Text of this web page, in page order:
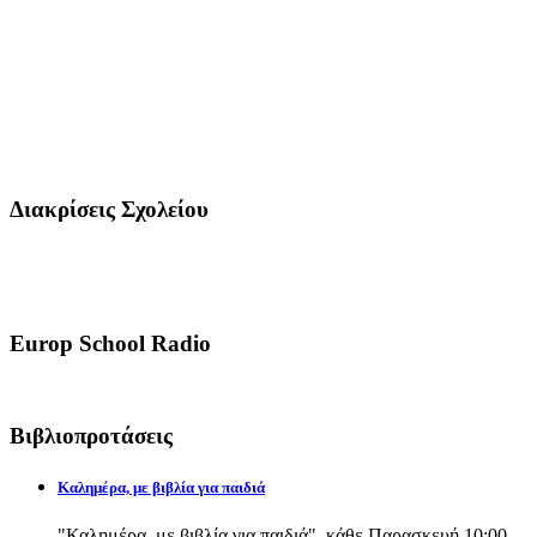
Διακρίσεις Σχολείου
Europ School Radio
Βιβλιοπροτάσεις
Καλημέρα, με βιβλία για παιδιά